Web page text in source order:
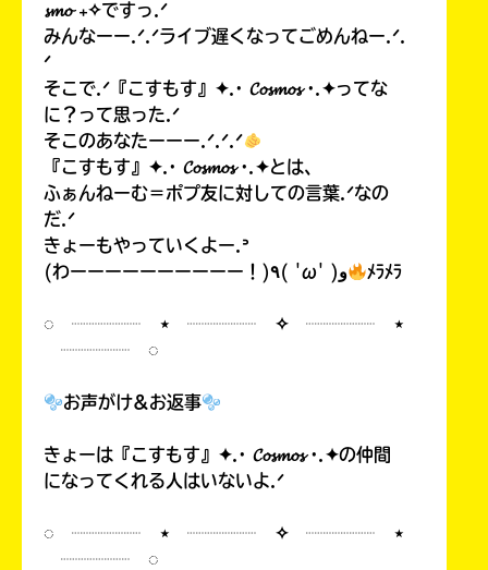
𝓼𝓶𝓸 ₊✧ですっ.ᐟ
みんなーー.ᐟ.ᐟライブ遅くなってごめんねー.ᐟ.
ᐟ
そこで.ᐟ『こすもす』✦.· 𝓒𝓸𝓼𝓶𝓸𝓼 ·.✦ってな
に？って思った.ᐟ
そこのあなたーーー.ᐟ.ᐟ.ᐟ
『こすもす』✦.· 𝓒𝓸𝓼𝓶𝓸𝓼 ·.✦とは、
ふぁんねーむ＝ポプ友に対しての言葉.ᐟなの
だ.ᐟ
きょーもやっていくよー.ᐣ
(わーーーーーーーーーー！)٩( 'ω' )و
ﾒﾗﾒﾗ
◌ ┈┈┈┈ ⋆ ┈┈┈┈ ✧ ┈┈┈┈ ⋆
┈┈┈┈ ◌
お声がけ&お返事
きょーは『こすもす』✦.· 𝓒𝓸𝓼𝓶𝓸𝓼 ·.✦の仲間
になってくれる人はいないよ.ᐟ
◌ ┈┈┈┈ ⋆ ┈┈┈┈ ✧ ┈┈┈┈ ⋆
┈┈┈┈ ◌